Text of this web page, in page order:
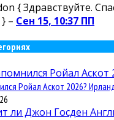
{ Здравствуйте.
– Сен 15, 10:37 ПП
Ройал Аскот 2026?